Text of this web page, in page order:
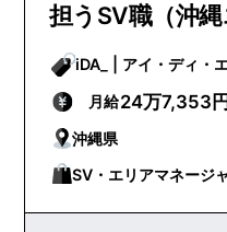
担うSV職（沖縄
iDA_ | アイ・ディ・
月給24万7,353
沖縄県
SV・エリアマネージ